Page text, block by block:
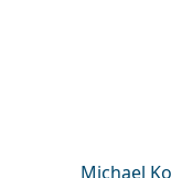
Michael